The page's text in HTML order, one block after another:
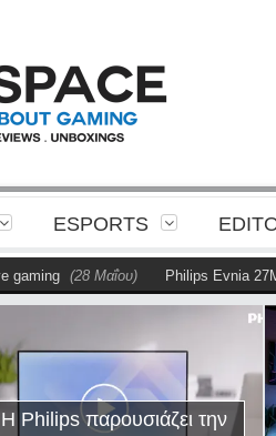
ESPORTS
(28 Μαΐου) Philips Evnia
Η Philips παρουσιάζει την